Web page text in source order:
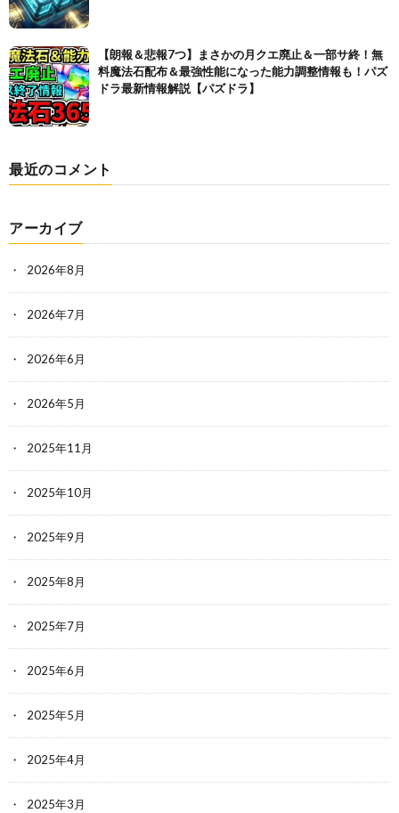
【朗報＆悲報7つ】まさかの月クエ廃止＆一部サ終！無
料魔法石配布＆最強性能になった能力調整情報も！パズ
ドラ最新情報解説【パズドラ】
最近のコメント
アーカイブ
2026年8月
2026年7月
2026年6月
2026年5月
2025年11月
2025年10月
2025年9月
2025年8月
2025年7月
2025年6月
2025年5月
2025年4月
2025年3月